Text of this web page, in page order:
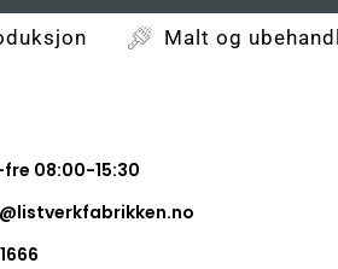
Malt og
08:00-15:30